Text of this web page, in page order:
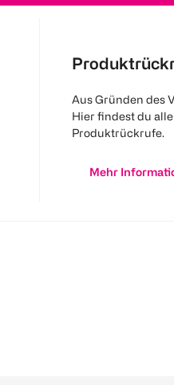
Aus Gründen des
Hier findest du
Produktrückrufe.
Mehr